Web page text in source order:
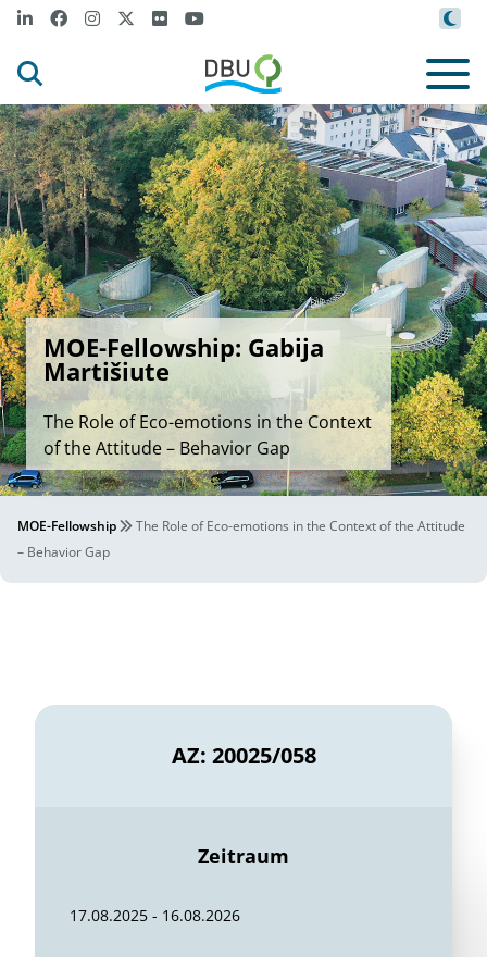
MOE-Fellowship: Gabija
Martišiute
The Role of Eco-emotions in the Context
of the Attitude – Behavior Gap
MOE-Fellowship
The Role of Eco-emotions in the Context of the Attitude
– Behavior Gap
AZ: 20025/058
Zeitraum
17.08.2025 - 16.08.2026